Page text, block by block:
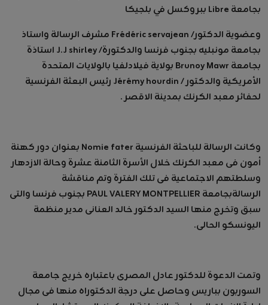
بجامعة Libre ببروكسل في بلجيكا
وعضوية الدكتور/ Frédéric servajean مشرف الرسالة واستاذ
بجامعة مونبليه بجنوب فرنسا والدكتورة/ J.J shirley استاذة
بجامعة Brunoy Mawr بولاية فيلادلفيا بالولايات المتحدة
الأمريكية والدكتور / Jérémy hourdin رئيس البعثة الفرنسية
لحفائر معبد الكرنك بمدينة الاقصر .
وكانت الرسالة للباحثة الفرنسية Nomie fater بعنوان دور كهنة
أمون فى معبد الكرنك خلال الأسرة الثامنة عشرة وحالة الازدهار
وسلطتهم الاجتماعية فى تلك الفترة وتم مناقشة
الرسالةبجامعة PAUL VALERY MONTPELLIER بجنوب فرنسا والتى
سبق وتخرج منها السيد الدكتور خالد العنانى مدير منظمة
اليونسكو الحالى.
وتمت الدعوة للدكتور عادل المصرى باعتباره خريج جامعة
السوربون بباريس وحاصل على درجة الدكتوراه منها فى مجال